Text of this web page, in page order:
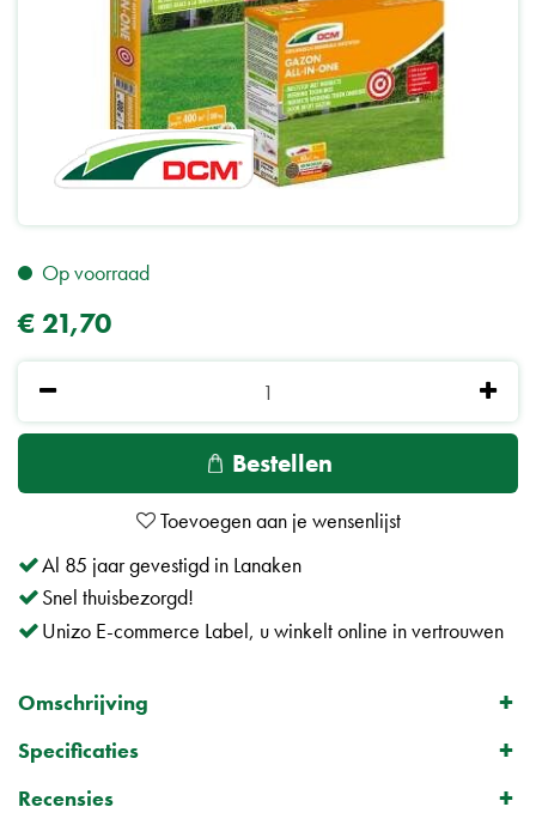
Op voorraad
€21,70
Al 85 jaar gevestigd in Lanaken
Snel thuisbezorgd!
Unizo E-commerce Label, u winkelt online in vertrouwen
Omschrijving
Specificaties
Recensies